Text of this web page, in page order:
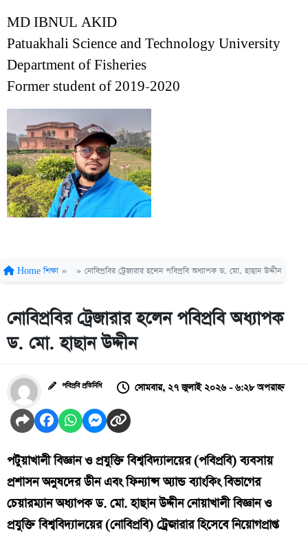
MD IBNUL AKID
Patuakhali Science and Technology University
Department of Fisheries
Former student of 2019-2020
Home শিক্ষা » » নোবিপ্রবির ট্রেজারার হলেন পবিপ্রবি অধ্যাপক ড. মো. হাছান উদ্দীন
নোবিপ্রবির ট্রেজারার হলেন পবিপ্রবি অধ্যাপক
ড. মো. হাছান উদ্দীন
পবিপ্রবি প্রতিনিধি সোমবার, ২৭ জুলাই ২০২৬ - ৬:২৮ অপরাহ্ন
পটুয়াখালী বিজ্ঞান ও প্রযুক্তি বিশ্ববিদ্যালয়ের (পবিপ্রবি) ব্যবসায়
প্রশাসন অনুষদের ডীন এবং ফিন্যান্স অ্যান্ড ব্যাংকিং বিভাগের
চেয়ারম্যান অধ্যাপক ড. মো. হাছান উদ্দীন নোয়াখালী বিজ্ঞান ও
প্রযুক্তি বিশ্ববিদ্যালয়ের (নোবিপ্রবি) ট্রেজারার হিসেবে নিয়োগপ্রাপ্ত